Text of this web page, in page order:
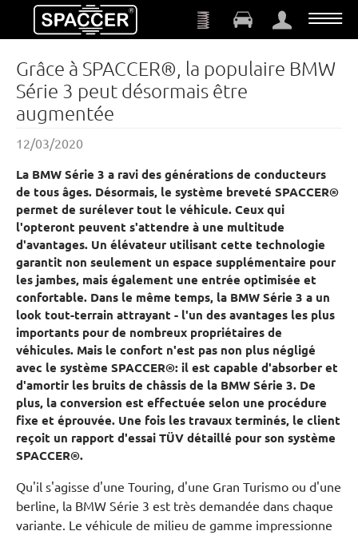
Aller au contenu principal
Grâce à SPACCER®, la populaire BMW
Série 3 peut désormais être
augmentée
12/03/2020
La BMW Série 3 a ravi des générations de conducteurs
de tous âges. Désormais, le système breveté SPACCER®
permet de surélever tout le véhicule. Ceux qui
l'opteront peuvent s'attendre à une multitude
d'avantages. Un élévateur utilisant cette technologie
garantit non seulement un espace supplémentaire pour
les jambes, mais également une entrée optimisée et
confortable. Dans le même temps, la BMW Série 3 a un
look tout-terrain attrayant - l'un des avantages les plus
importants pour de nombreux propriétaires de
véhicules. Mais le confort n'est pas non plus négligé
avec le système SPACCER®: il est capable d'absorber et
d'amortir les bruits de châssis de la BMW Série 3. De
plus, la conversion est effectuée selon une procédure
fixe et éprouvée. Une fois les travaux terminés, le client
reçoit un rapport d'essai TÜV détaillé pour son système
SPACCER®.
Qu'il s'agisse d'une Touring, d'une Gran Turismo ou d'une
berline, la BMW Série 3 est très demandée dans chaque
variante. Le véhicule de milieu de gamme impressionne